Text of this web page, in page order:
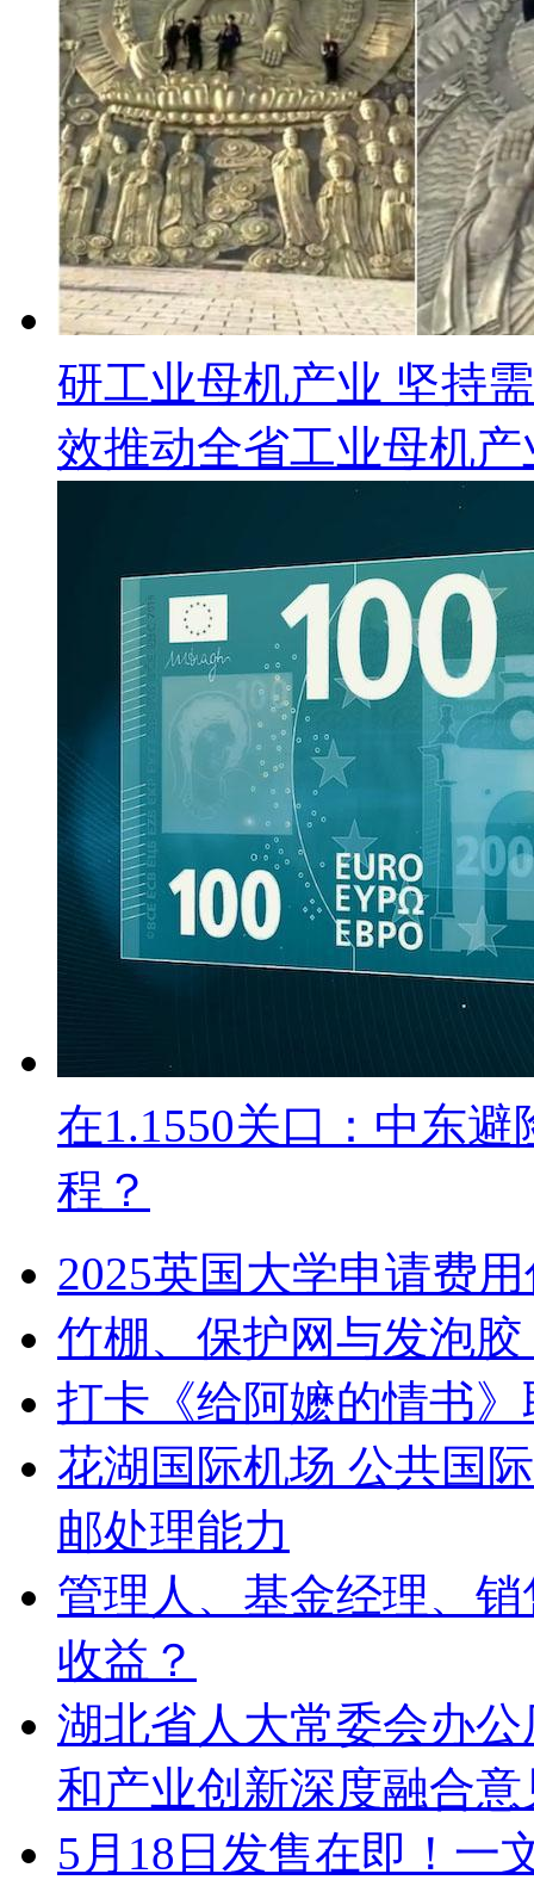
研工业母机产业 坚持
效推动全省工业母机
在1.1550关口：中东
程？
2025英国大学申请费
竹棚、保护网与发泡
打卡《给阿嬷的情书
花湖国际机场 公共国
邮处理能力
管理人、基金经理、
收益？
湖北省人大常委会办
和产业创新深度融合
5月18日发售在即！一